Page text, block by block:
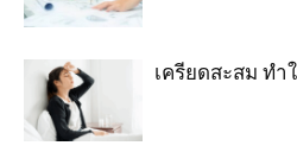
เครียดสะสม ท